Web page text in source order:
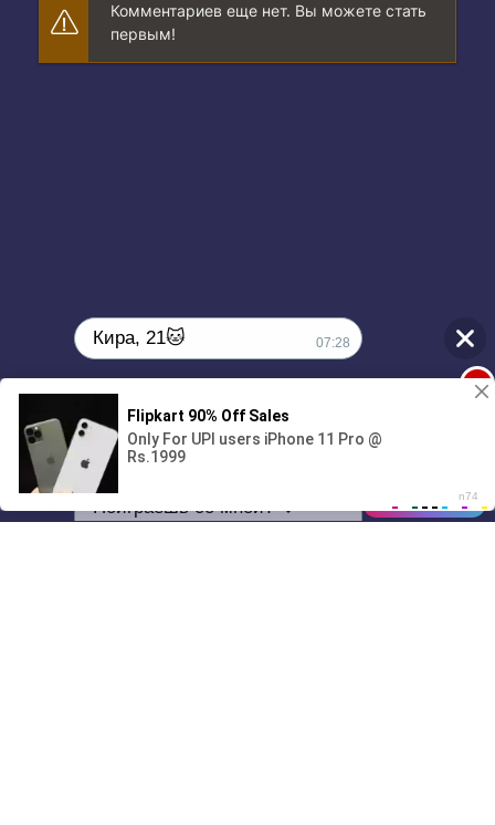
Комментариев еще нет. Вы можете стать
первым!
01/07
00:00
Кира, 21🐱 07:28
Поиграешь со мной? 💖🐾
1